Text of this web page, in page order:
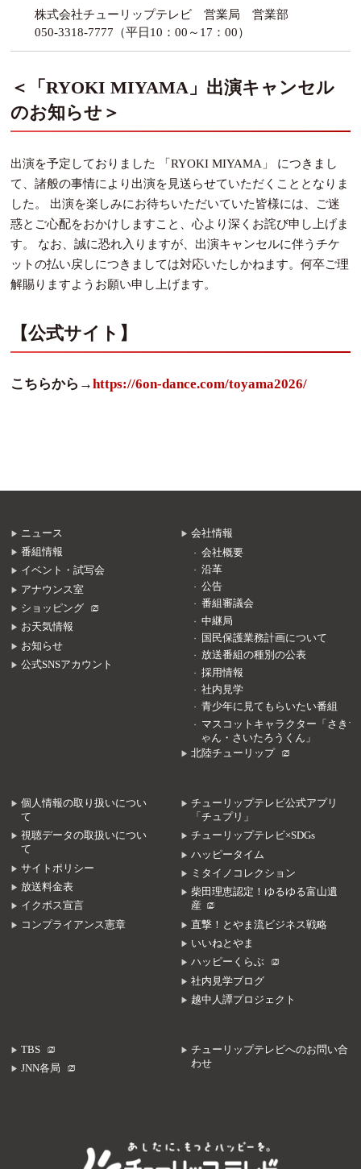
株式会社チューリップテレビ 営業局 営業部
050-3318-7777（平日10：00～17：00）
＜「RYOKI MIYAMA」出演キャンセル
のお知らせ＞
出演を予定しておりました 「RYOKI MIYAMA」 につきまし
て、諸般の事情により出演を見送らせていただくこととなりま
した。 出演を楽しみにお待ちいただいていた皆様には、ご迷
惑とご心配をおかけしますこと、心より深くお詫び申し上げま
す。 なお、誠に恐れ入りますが、出演キャンセルに伴うチケ
ットの払い戻しにつきましては対応いたしかねます。何卒ご理
解賜りますようお願い申し上げます。
【公式サイト】
こちらから→https://6on-dance.com/toyama2026/
ニュース
番組情報
イベント・試写会
アナウンス室
ショッピング
お天気情報
お知らせ
公式SNSアカウント
会社情報
会社概要
沿革
公告
番組審議会
中継局
国民保護業務計画について
放送番組の種別の公表
採用情報
社内見学
青少年に見てもらいたい番組
マスコットキャラクター「さきち
ゃん・さいたろうくん」
北陸チューリップ
個人情報の取り扱いについ
て
視聴データの取扱いについ
て
サイトポリシー
放送料金表
イクボス宣言
コンプライアンス憲章
チューリップテレビ公式アプリ
「チュプリ」
チューリップテレビ×SDGs
ハッピータイム
ミタイノコレクション
柴田理恵認定！ゆるゆる富山遺
産
直撃！とやま流ビジネス戦略
いいねとやま
ハッピーくらぶ
社内見学ブログ
越中人譚プロジェクト
TBS
JNN各局
チューリップテレビへのお問い合
わせ